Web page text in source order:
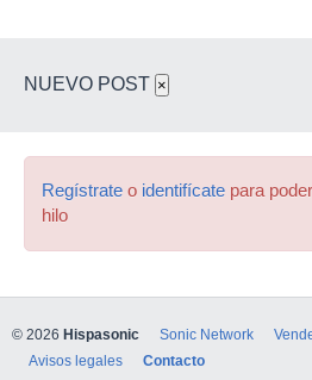
NUEVO POST ×
Regístrate o identifícate para
hilo
© 2026 Hispasonic Sonic Network
Avisos legales
Contacto